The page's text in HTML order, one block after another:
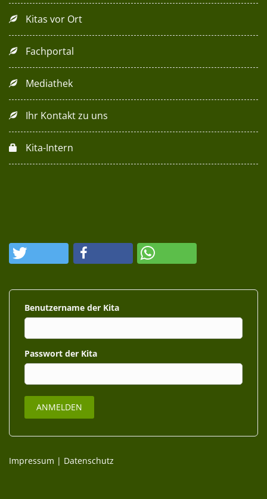
Kitas vor Ort
Fachportal
Mediathek
Ihr Kontakt zu uns
Kita-Intern
Benutzername
Passwort
Impressum | Datenschutz